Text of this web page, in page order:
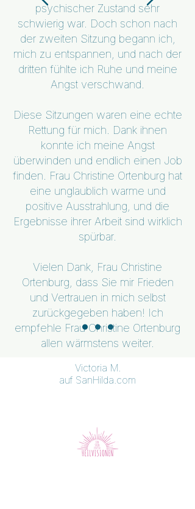
psychischer Zustand sehr
schwierig war. Doch schon nach
der zweiten Sitzung begann ich,
mich zu entspannen, und nach der
dritten fühlte ich Ruhe und meine
Angst verschwand.
Diese Sitzungen waren eine echte
Rettung für mich. Dank ihnen
konnte ich meine Angst
überwinden und endlich einen Job
finden. Frau Christine Ortenburg hat
eine unglaublich warme und
positive Ausstrahlung, und die
Ergebnisse ihrer Arbeit sind wirklich
spürbar.
Vielen Dank, Frau Christine
Ortenburg, dass Sie mir Frieden
und Vertrauen in mich selbst
zurückgegeben haben! Ich
empfehle Frau Christine Ortenburg
allen wärmstens weiter.
Victoria M.
auf SanHilda.com